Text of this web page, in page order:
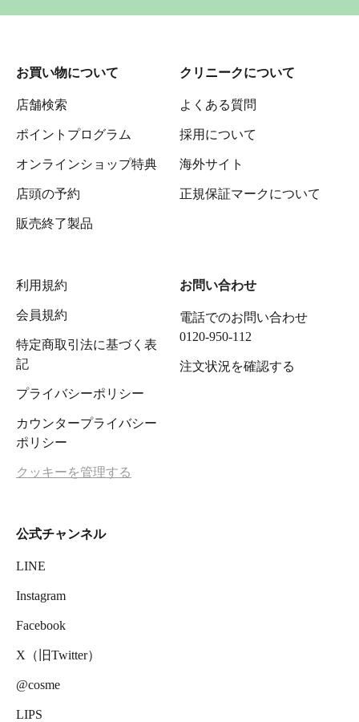
お買い物について
店舗検索
ポイントプログラム
オンラインショップ特典
店頭の予約
販売終了製品
クリニークについて
よくある質問
採用について
海外サイト
正規保証マークについて
利用規約
会員規約
特定商取引法に基づく表
記
プライバシーポリシー
カウンタープライバシー
ポリシー
クッキーを管理する
お問い合わせ
電話でのお問い合わせ
0120-950-112
注文状況を確認する
公式チャンネル
LINE
Instagram
Facebook
X（旧Twitter）
@cosme
LIPS